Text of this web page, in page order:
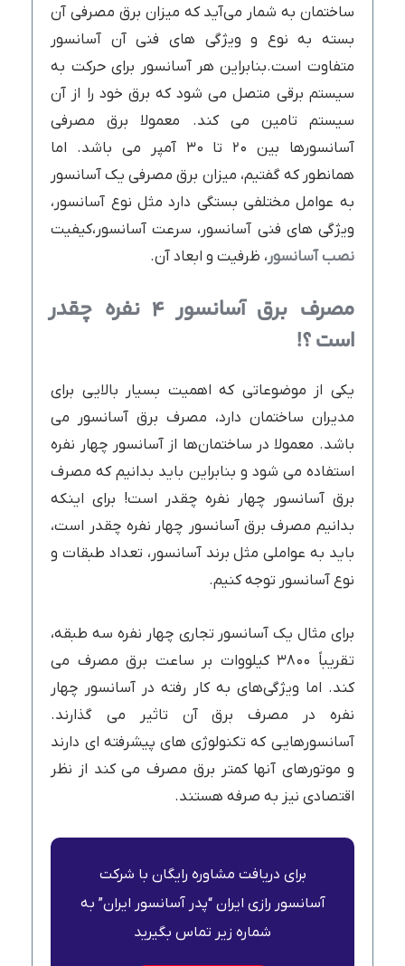
ساختمان به شمار می‌آید که میزان برق مصرفی آن
بسته به نوع و ویژگی های فنی آن آسانسور
متفاوت است.بنابراین هر آسانسور برای حرکت به
سیستم برقی متصل می شود که برق خود را از آن
سیستم تامین می کند. معمولا برق مصرفی
آسانسورها بین ۲۰ تا ۳۰ آمپر می باشد. اما
همانطور که گفتیم، میزان برق مصرفی یک آسانسور
به عوامل مختلفی بستگی دارد مثل نوع آسانسور،
ویژگی های فنی آسانسور، سرعت آسانسور،کیفیت
نصب آسانسور، ظرفیت و ابعاد آن.
مصرف برق آسانسور ۴ نفره چقدر
است؟!
یکی از موضوعاتی که اهمیت بسیار بالایی برای
مدیران ساختمان دارد، مصرف برق آسانسور می
باشد. معمولا در ساختمان‌ها از آسانسور چهار نفره
استفاده می شود و بنابراین باید بدانیم که مصرف
برق آسانسور چهار نفره چقدر است! برای اینکه
بدانیم مصرف برق آسانسور چهار نفره چقدر است،
باید به عواملی مثل برند آسانسور، تعداد طبقات و
نوع آسانسور توجه کنیم.
برای مثال یک آسانسور تجاری چهار نفره سه طبقه،
تقریباً ۳۸۰۰ کیلووات بر ساعت برق مصرف می
کند. اما ویژگی‌های به کار رفته در آسانسور چهار
نفره در مصرف برق آن تاثیر می گذارند.
آسانسورهایی که تکنولوژی های پیشرفته ای دارند
و موتورهای آنها کمتر برق مصرف می کند از نظر
اقتصادی نیز به صرفه هستند.
برای دریافت مشاوره رایگان با شرکت
آسانسور رازی ایران “پدر آسانسور ایران” به
شماره زیر تماس بگیرید